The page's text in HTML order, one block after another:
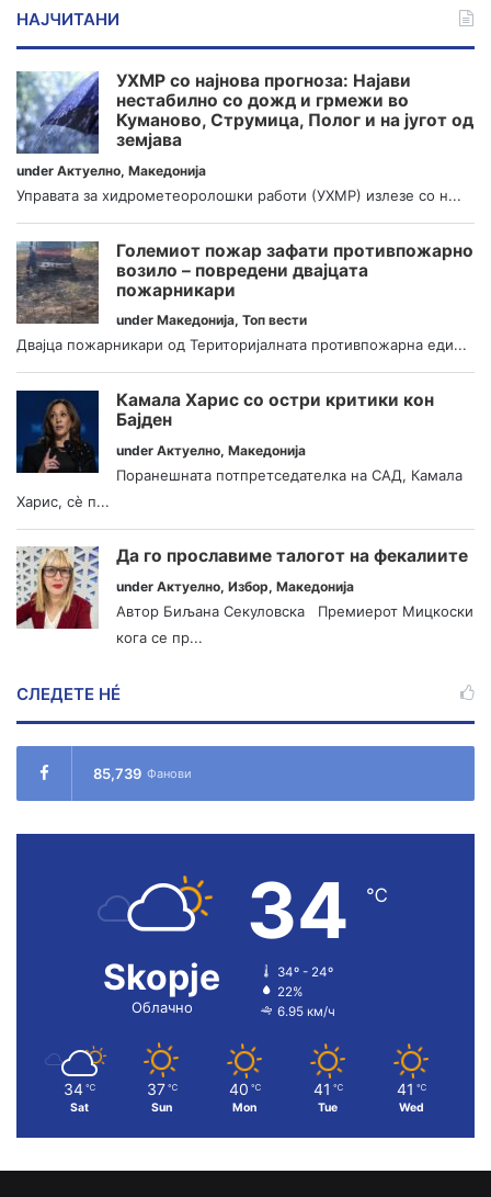
НАЈЧИТАНИ
УХМР со најнова прогноза: Најави
нестабилно со дожд и грмежи во
Куманово, Струмица, Полог и на југот од
земјава
under Актуелно, Македонија
Управата за хидрометеоролошки работи (УХМР) излезе со н...
Големиот пожар зафати противпожарно
возило – повредени двајцата
пожарникари
under Македонија, Топ вести
Двајца пожарникари од Територијалната противпожарна еди...
Камала Харис со остри критики кон
Бајден
under Актуелно, Македонија
Поранешната потпретседателка на САД, Камала
Харис, сè п...
Да го прославиме талогот на фекалиите
under Актуелно, Избор, Македонија
Автор Биљана Секуловска Премиерот Мицкоски
кога се пр...
СЛЕДЕТЕ НÉ
85,739 Фанови
Skopje
Облачно
34 ℃
34º - 24º
22%
6.95 км/ч
34 ℃
Sat
37 ℃
Sun
40 ℃
Mon
41 ℃
Tue
41 ℃
Wed